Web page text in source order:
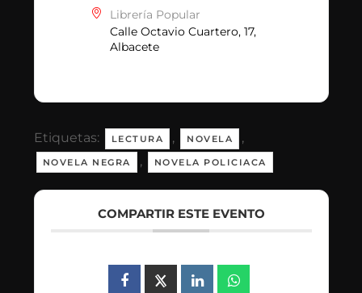
Librería Popular
Calle Octavio Cuartero, 17,
Albacete
Etiquetas: LECTURA , NOVELA ,
NOVELA NEGRA , NOVELA POLICIACA
COMPARTIR ESTE EVENTO